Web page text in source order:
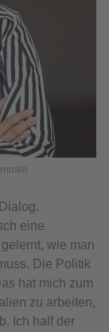
eine
wie man
Die Politik
hat mich zum
zu arbeiten,
Ich half der